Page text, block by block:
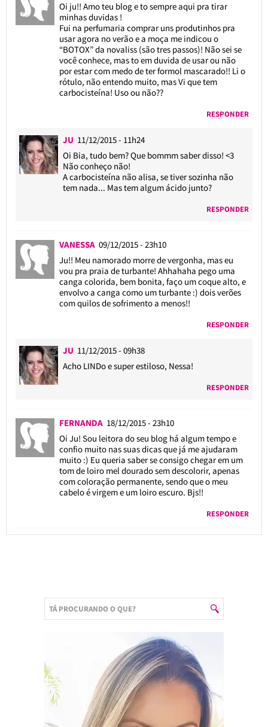
Oi ju!! Amo teu blog e to sempre aqui pra tirar
minhas duvidas !
Fui na perfumaria comprar uns produtinhos pra
usar agora no verão e a moça me indicou o
“BOTOX” da novaliss (são tres passos)! Não sei se
você conhece, mas to em duvida de usar ou não
por estar com medo de ter formol mascarado!! Li o
rótulo, não entendo muito, mas Vi que tem
carbocisteína! Uso ou não??
RESPONDER
JU 11/12/2015 - 11h24
Oi Bia, tudo bem? Que bommm saber disso! <3
Não conheço não!
A carbocisteína não alisa, se tiver sozinha não
tem nada... Mas tem algum ácido junto?
RESPONDER
VANESSA 09/12/2015 - 23h10
Ju!! Meu namorado morre de vergonha, mas eu
vou pra praia de turbante! Ahhahaha pego uma
canga colorida, bem bonita, faço um coque alto, e
envolvo a canga como um turbante :) dois verões
com quilos de sofrimento a menos!!
RESPONDER
JU 11/12/2015 - 09h38
Acho LINDo e super estiloso, Nessa!
RESPONDER
FERNANDA 18/12/2015 - 23h10
Oi Ju! Sou leitora do seu blog há algum tempo e
confio muito nas suas dicas que já me ajudaram
muito :) Eu queria saber se consigo chegar em um
tom de loiro mel dourado sem descolorir, apenas
com coloração permanente, sendo que o meu
cabelo é virgem e um loiro escuro. Bjs!!
RESPONDER